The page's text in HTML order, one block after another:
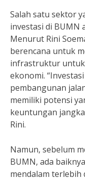
Salah satu sektor
investasi di
Menurut Rini
berencana untuk
infrastruktur
ekonomi.
pembangunan
memiliki potensi
keuntungan
Rini.
Namun, sebelum
BUMN, ada
mendalam terlebih